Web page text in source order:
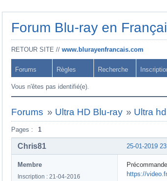
Forum Blu-ray en
RETOUR SITE // www.blurayenfrancais.com
Forums Règles Recherche
Vous n'êtes pas identifié(e).
Forums » Ultra HD Blu-ray » Ultra
Pages : 1
25-01-2019
Chris81
Membre
Inscription : 21-04-2016
https://